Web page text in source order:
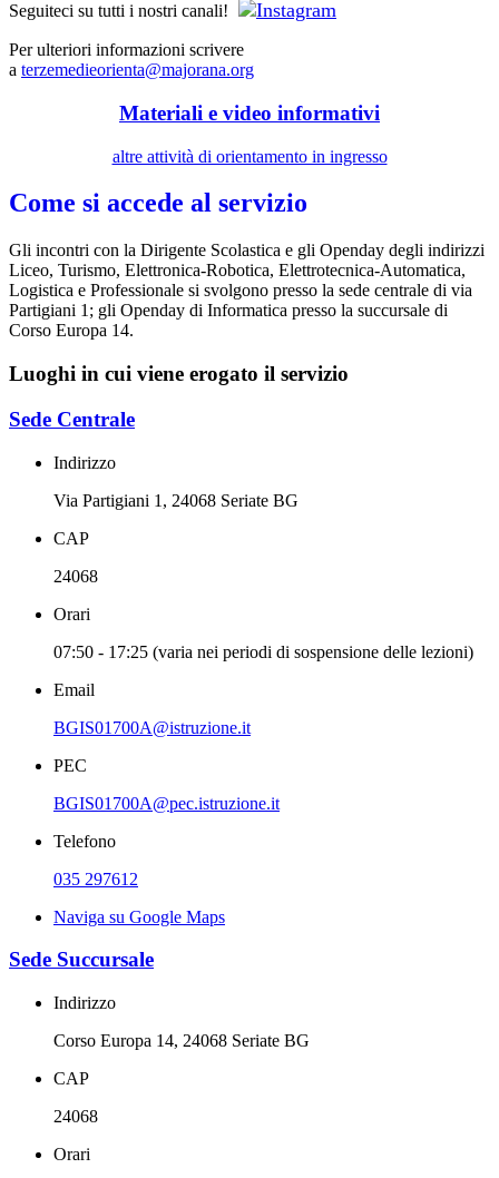
Seguiteci su tutti i nostri canali!
Per ulteriori informazioni scrivere
a terzemedieorienta@majorana.org
Materiali e video informativi
altre attività di orientamento in ingresso
Come si accede al servizio
Gli incontri con la Dirigente Scolastica e gli Openday degli indirizzi
Liceo, Turismo, Elettronica-Robotica, Elettrotecnica-Automatica,
Logistica e Professionale si svolgono presso la sede centrale di via
Partigiani 1; gli Openday di Informatica presso la succursale di
Corso Europa 14.
Luoghi in cui viene erogato il servizio
Sede Centrale
Indirizzo
Via Partigiani 1, 24068 Seriate BG
CAP
24068
Orari
07:50 - 17:25 (varia nei periodi di sospensione delle lezioni)
Email
BGIS01700A@istruzione.it
PEC
BGIS01700A@pec.istruzione.it
Telefono
035 297612
Naviga su Google Maps
Sede Succursale
Indirizzo
Corso Europa 14, 24068 Seriate BG
CAP
24068
Orari